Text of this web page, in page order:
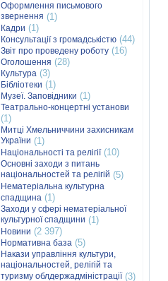
Оформлення письмового
звернення (1)
Кадри (1)
Консультації з громадськістю (44)
Звіт про проведену роботу (16)
Оголошення (28)
Культура (3)
Бібліотеки (1)
Музеї. Заповідники (1)
Театрально-концертні установи
(1)
Митці Хмельниччини захисникам
України (1)
Національності та релігії(10)
Основні заходи з питань
національностей та релігій (5)
Нематеріальна культурна
спадщина (1)
Заходи у сфері нематеріальної
культурної спадщини (1)
Новини (2 397)
Нормативна база (5)
Накази управління культури,
національностей, релігій та
туризму облдержадміністрації(3)